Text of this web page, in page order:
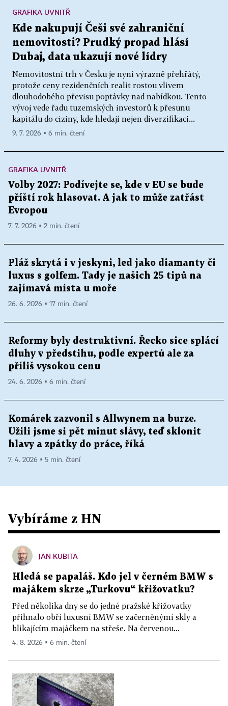
Kde nakupují Češi své zahraniční
nemovitosti? Prudký propad hlásí
Dubaj, data ukazují nové lídry
Nemovitostní trh v Česku je nyní výrazně přehřátý,
protože ceny rezidenčních realit rostou vlivem
dlouhodobého převisu poptávky nad nabídkou. Tento
vývoj vede řadu tuzemských investorů k přesunu
kapitálu do ciziny, kde hledají nejen diverzifikaci...
GRAFIKA UVNITŘ
9. 7. 2026 ▪ 6 min. čtení
GRAFIKA UVNITŘ
Volby 2027: Podívejte se, kde v EU se bude
příští rok hlasovat. A jak to může zatřást
Evropou
7. 7. 2026 ▪ 2 min. čtení
Pláž skrytá i v jeskyni, led jako diamanty či
luxus s golfem. Tady je našich 25 tipů na
zajímavá místa u moře
26. 6. 2026 ▪ 17 min. čtení
Reformy byly destruktivní. Řecko sice splácí
dluhy v předstihu, podle expertů ale za
příliš vysokou cenu
24. 6. 2026 ▪ 6 min. čtení
Komárek zazvonil s Allwynem na burze.
Užili jsme si pět minut slávy, teď sklonit
hlavy a zpátky do práce, říká
7. 4. 2026 ▪ 5 min. čtení
Vybíráme z HN
JAN KUBITA
Hledá se papaláš. Kdo jel v černém BMW s
majákem skrze „Turkovu“ křižovatku?
Před několika dny se do jedné pražské křižovatky
přihnalo obří luxusní BMW se začerněnými skly a
blikajícím majáčkem na střeše. Na červenou...
4. 8. 2026 ▪ 6 min. čtení